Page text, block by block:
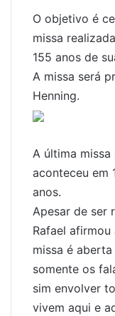
O objetivo é
missa
155 anos de
A missa será
Henning.
A última missa
aconteceu em
anos.
Apesar de ser
Rafael afirmou
missa é
somente os
sim envolver
vivem aqui e